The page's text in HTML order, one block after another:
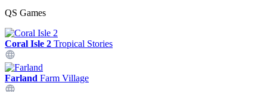
QS Games
Coral Isle 2 Tropical Stories
Farland Farm Village